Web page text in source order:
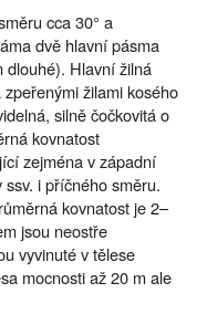
cca 30° a
dvě hlavní pásma
dlouhé). Hlavní žilná
žilami kosého
silně čočkovitá o
kovnatost
zejména v západní
i příčného směru.
kovnatost je 2–
jsou neostře
vyvinuté v tělese
mocnosti až 20 m ale